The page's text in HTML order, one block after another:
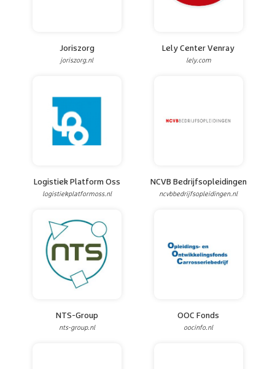
Joriszorg
joriszorg.nl
Lely Center Venray
lely.com
Logistiek Platform Oss
logistiekplatformoss.nl
NCVB Bedrijfsopleidingen
ncvbbedrijfsopleidingen.nl
NTS-Group
nts-group.nl
OOC Fonds
oocinfo.nl